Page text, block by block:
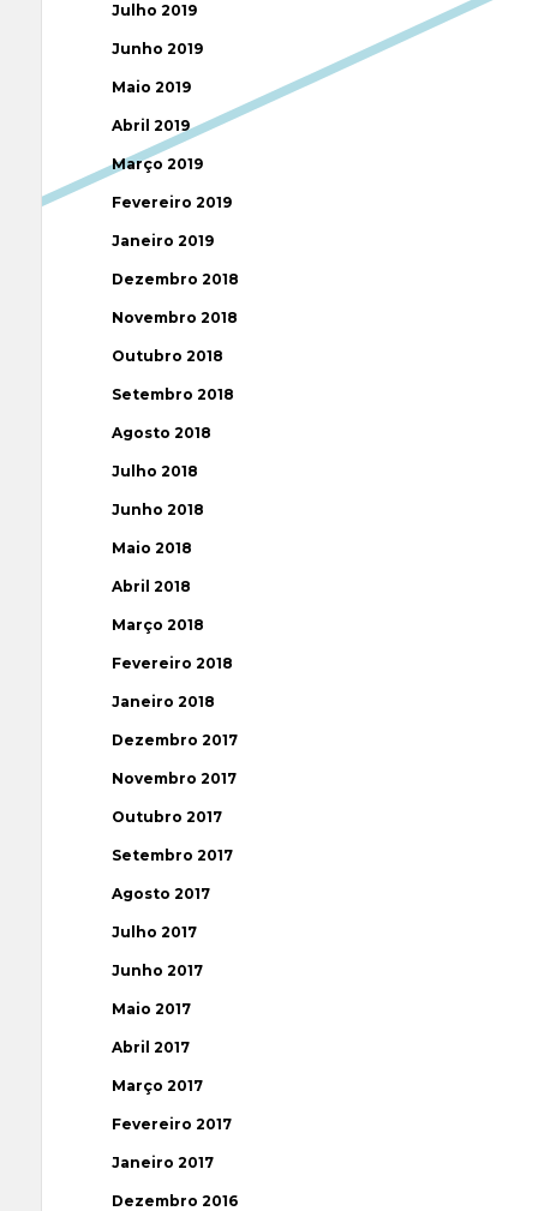
Julho 2019
Junho 2019
Maio 2019
Abril 2019
Março 2019
Fevereiro 2019
Janeiro 2019
Dezembro 2018
Novembro 2018
Outubro 2018
Setembro 2018
Agosto 2018
Julho 2018
Junho 2018
Maio 2018
Abril 2018
Março 2018
Fevereiro 2018
Janeiro 2018
Dezembro 2017
Novembro 2017
Outubro 2017
Setembro 2017
Agosto 2017
Julho 2017
Junho 2017
Maio 2017
Abril 2017
Março 2017
Fevereiro 2017
Janeiro 2017
Dezembro 2016